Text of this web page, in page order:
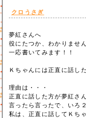
クロうさぎ
夢紅さんへ
役にたつか、わかりませ
一応書いてみます！！
Ｋちゃんには正直に話し
理由は・・・
正直に話した方が夢紅さ
言ったら言ったで、いろ
私は、正直に話してＫち